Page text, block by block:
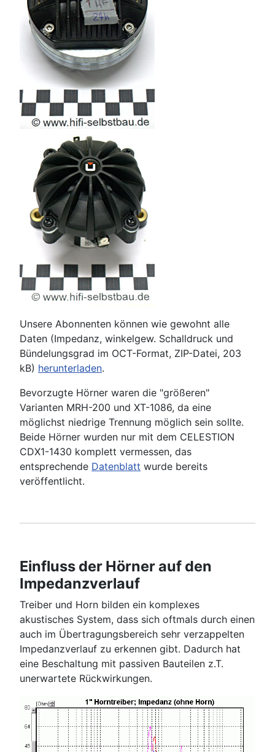
Unsere Abonnenten können wie gewohnt alle
Daten (Impedanz, winkelgew. Schalldruck und
Bündelungsgrad im OCT-Format, ZIP-Datei, 203
kB) herunterladen.
Bevorzugte Hörner waren die "größeren"
Varianten MRH-200 und XT-1086, da eine
möglichst niedrige Trennung möglich sein sollte.
Beide Hörner wurden nur mit dem CELESTION
CDX1-1430 komplett vermessen, das
entsprechende Datenblatt wurde bereits
veröffentlicht.
Einfluss der Hörner auf den
Impedanzverlauf
Treiber und Horn bilden ein komplexes
akustisches System, dass sich oftmals durch einen
auch im Übertragungsbereich sehr verzappelten
Impedanzverlauf zu erkennen gibt. Dadurch hat
eine Beschaltung mit passiven Bauteilen z.T.
unerwartete Rückwirkungen.